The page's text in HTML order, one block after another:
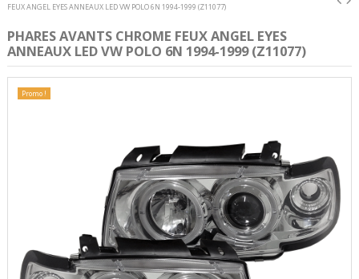
FEUX ANGEL EYES ANNEAUX LED VW POLO 6N 1994-1999 (Z11077)
PHARES AVANTS CHROME FEUX ANGEL EYES
ANNEAUX LED VW POLO 6N 1994-1999 (Z11077)
Promo !